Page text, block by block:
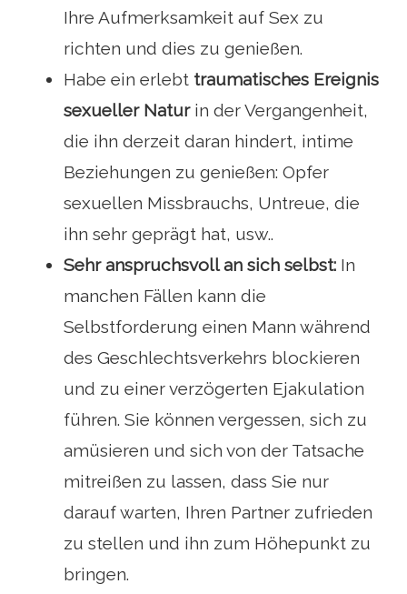
Ihre Aufmerksamkeit auf Sex zu
richten und dies zu genießen.
Habe ein erlebt traumatisches Ereignis
sexueller Naturin der Vergangenheit,
die ihn derzeit daran hindert, intime
Beziehungen zu genießen: Opfer
sexuellen Missbrauchs, Untreue, die
ihn sehr geprägt hat, usw..
Sehr anspruchsvoll an sich selbst: In
manchen Fällen kann die
Selbstforderung einen Mann während
des Geschlechtsverkehrs blockieren
und zu einer verzögerten Ejakulation
führen. Sie können vergessen, sich zu
amüsieren und sich von der Tatsache
mitreißen zu lassen, dass Sie nur
darauf warten, Ihren Partner zufrieden
zu stellen und ihn zum Höhepunkt zu
bringen.